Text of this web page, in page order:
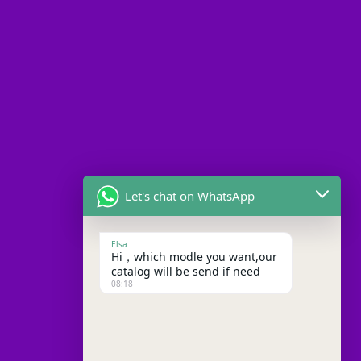
Let's chat on WhatsApp
Elsa
Hi，which modle you want,our
catalog will be send if need
08:18